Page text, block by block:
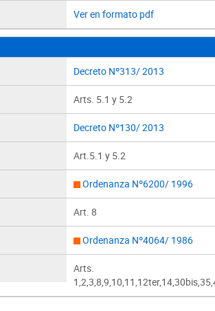
Ver en formato pdf
Decreto Nº313/ 2013
Arts. 5.1 y 5.2
Decreto Nº130/ 2013
Art.5.1 y 5.2
Ordenanza Nº6200/ 1996
Art. 8
Ordenanza Nº4064/ 1986
Arts.